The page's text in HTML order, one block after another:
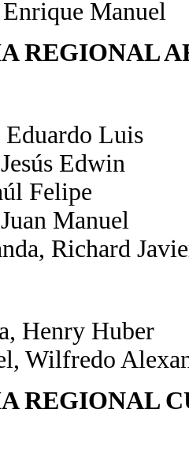
Manuel
REGIONAL
Luis
Edwin
Felipe
Manuel
Richard
Henry Huber
Wilfredo
REGIONAL